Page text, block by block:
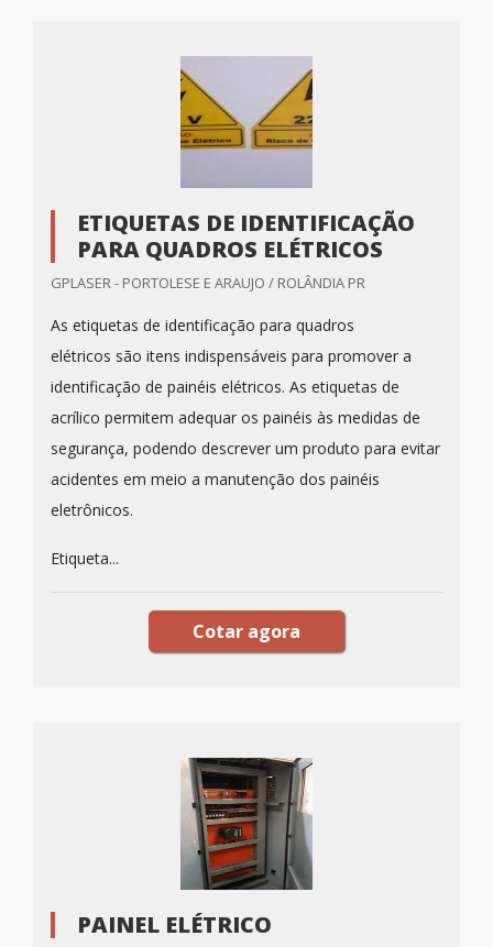
ETIQUETAS DE IDENTIFICAÇÃO
PARA QUADROS ELÉTRICOS
GPLASER - PORTOLESE E ARAUJO / ROLÂNDIA PR
As etiquetas de identificação para quadros
elétricos são itens indispensáveis para promover a
identificação de painéis elétricos. As etiquetas de
acrílico permitem adequar os painéis às medidas de
segurança, podendo descrever um produto para evitar
acidentes em meio a manutenção dos painéis
eletrônicos.
Etiqueta...
Cotar agora
PAINEL ELÉTRICO